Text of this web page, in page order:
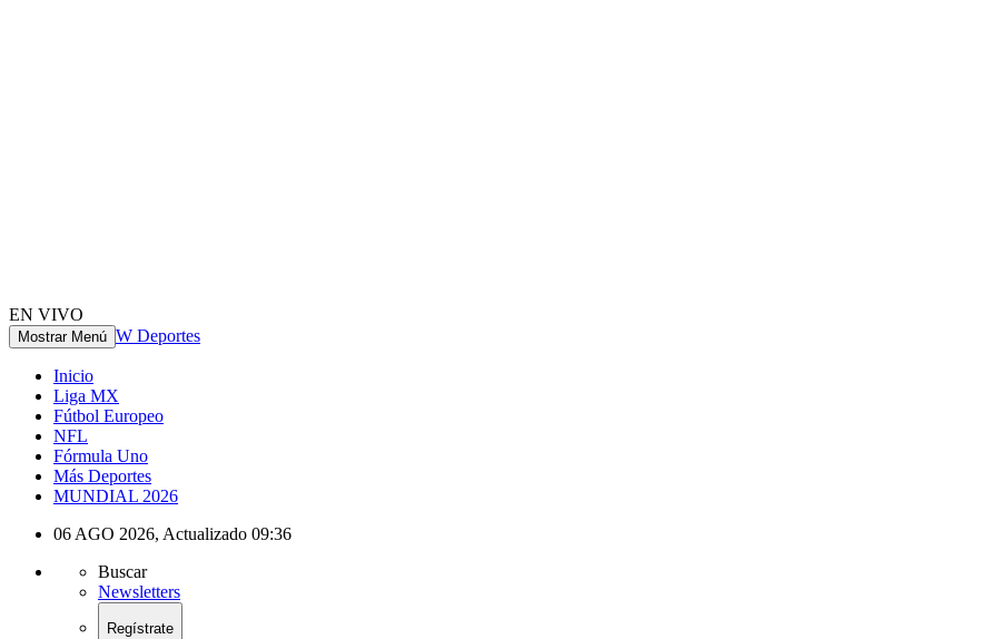
EN VIVO
Mostrar Menú W Deportes
Inicio
Liga MX
Fútbol Europeo
NFL
Fórmula Uno
Más Deportes
MUNDIAL 2026
06 AGO 2026, Actualizado 09:36
Buscar
Newsletters
Regístrate